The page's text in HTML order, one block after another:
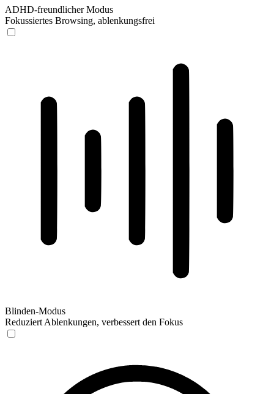
ADHD-freundlicher Modus
Fokussiertes Browsing, ablenkungsfrei
Blinden-Modus
Reduziert Ablenkungen, verbessert den Fokus